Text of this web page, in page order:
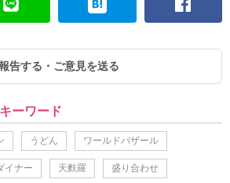
告する・ご意見を送る
ーワード
うどん ワールドバザール
イナー 天麩羅 盛り合わせ